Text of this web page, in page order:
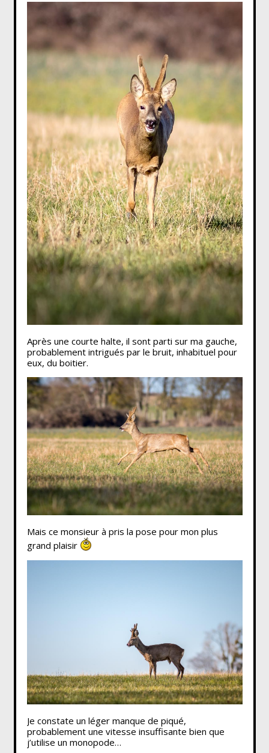
Après une courte halte, il sont parti sur ma gauche,
probablement intrigués par le bruit, inhabituel pour
eux, du boitier.
Mais ce monsieur à pris la pose pour mon plus
grand plaisir
Je constate un léger manque de piqué,
probablement une vitesse insuffisante bien que
j’utilise un monopode…